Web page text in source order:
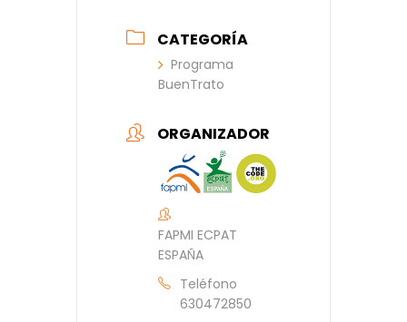
CATEGORÍA
Programa
BuenTrato
ORGANIZADOR
FAPMI ECPAT
ESPAÑA
Teléfono
630472850